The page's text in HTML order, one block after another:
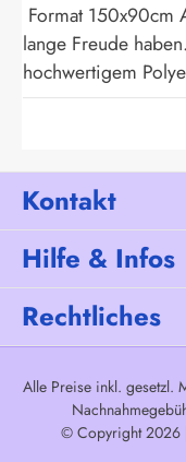
Format 150x90cm
lange Freude
hochwertigem
Kontakt
Hilfe & Infos
Rechtliches
Alle Preise inkl. gesetzl.
© Copyright 2026